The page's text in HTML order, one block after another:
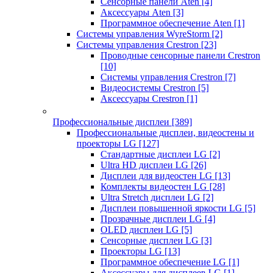
Аксессуары Aten [3]
Программное обеспечение Aten [1]
Системы управления WyreStorm [2]
Системы управления Crestron [23]
Проводные сенсорные панели Crestron
[10]
Системы управления Crestron [7]
Видеосистемы Crestron [5]
Аксессуары Crestron [1]
Профессиональные дисплеи [389]
Профессиональные дисплеи, видеостены и
проекторы LG [127]
Стандартные дисплеи LG [2]
Ultra HD дисплеи LG [26]
Дисплеи для видеостен LG [13]
Комплекты видеостен LG [28]
Ultra Stretch дисплеи LG [2]
Дисплеи повышенной яркости LG [5]
Прозрачные дисплеи LG [4]
OLED дисплеи LG [5]
Сенсорные дисплеи LG [3]
Проекторы LG [13]
Программное обеспечение LG [1]